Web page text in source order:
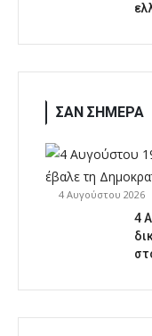
ΣΑΝ ΣΗΜΕΡΑ
4 Αυγούστου 2026
4